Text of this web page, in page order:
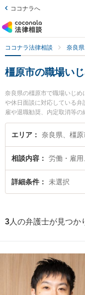
ココナラへ
ココナラ法律相談 奈良
橿原市の職場い
奈良県の橿原市で職場いじ
や休日面談に対応している
雇や退職勧奨、内定取消等
に奈良万葉法律事務所の高
護士、橿原法律事務所の辻
富な近くの弁護士を検索し
る橿原市内の弁護士に相談
です。
エリア 奈良県、橿原
相談内容 労働・雇
詳細条件 未選択
3 人の弁護士が見つか